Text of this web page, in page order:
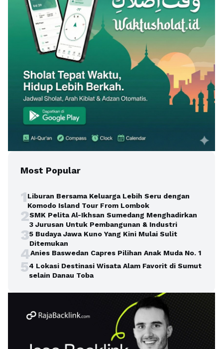
Most Popular
1Liburan Bersama Keluarga Lebih Seru dengan
Komodo Island Tour From Lombok
2SMK Pelita Al-Ikhsan Sumedang Menghadirkan
3 Jurusan Untuk Pembangunan & Industri
35 Budaya Jawa Kuno Yang Kini Mulai Sulit
Ditemukan
4Anies Baswedan Capres Pilihan Anak Muda No. 1
54 Lokasi Destinasi Wisata Alam Favorit di Sumut
selain Danau Toba